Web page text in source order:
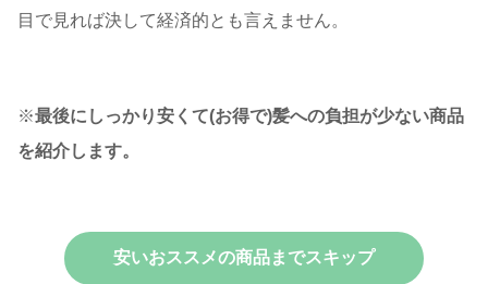
目で見れば決して経済的とも言えません。
※最後にしっかり安くて(お得で)髪への負担が少ない商品
を紹介します。
安いおススメの商品までスキップ